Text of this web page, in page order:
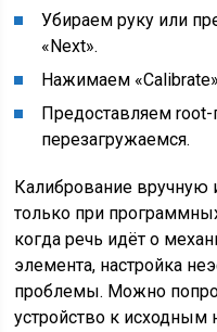
Убираем руку или
«Next».
Нажимаем
Предоставляем root-
перезагружаемся.
Калибрование вручную
только при
когда речь идёт о
элемента, настройка
проблемы. Можно
устройство к исходным